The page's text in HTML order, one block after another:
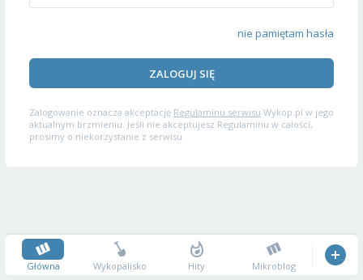
nie pamiętam hasła
ZALOGUJ SIĘ
Zalogowanie oznacza akceptację Regulaminu serwisu Wykop.pl w jego
aktualnym brzmieniu. Jeśli nie akceptujesz Regulaminu w całości,
prosimy o niekorzystanie z serwisu.
Główna Wykopalisko Hity Mikroblog